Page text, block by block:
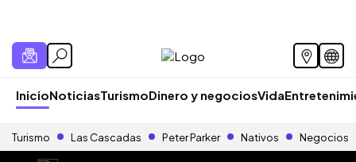
InicioNoticiasTurismoDinero y negociosVida
Turismo Las Cascadas Peter Parker Nativos Negocios